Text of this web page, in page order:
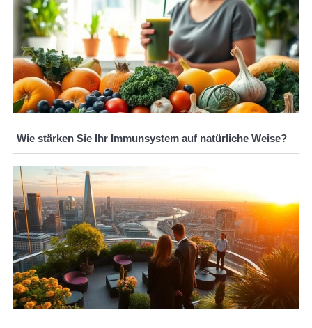
Wie stärken Sie Ihr Immunsystem auf natürliche Weise?